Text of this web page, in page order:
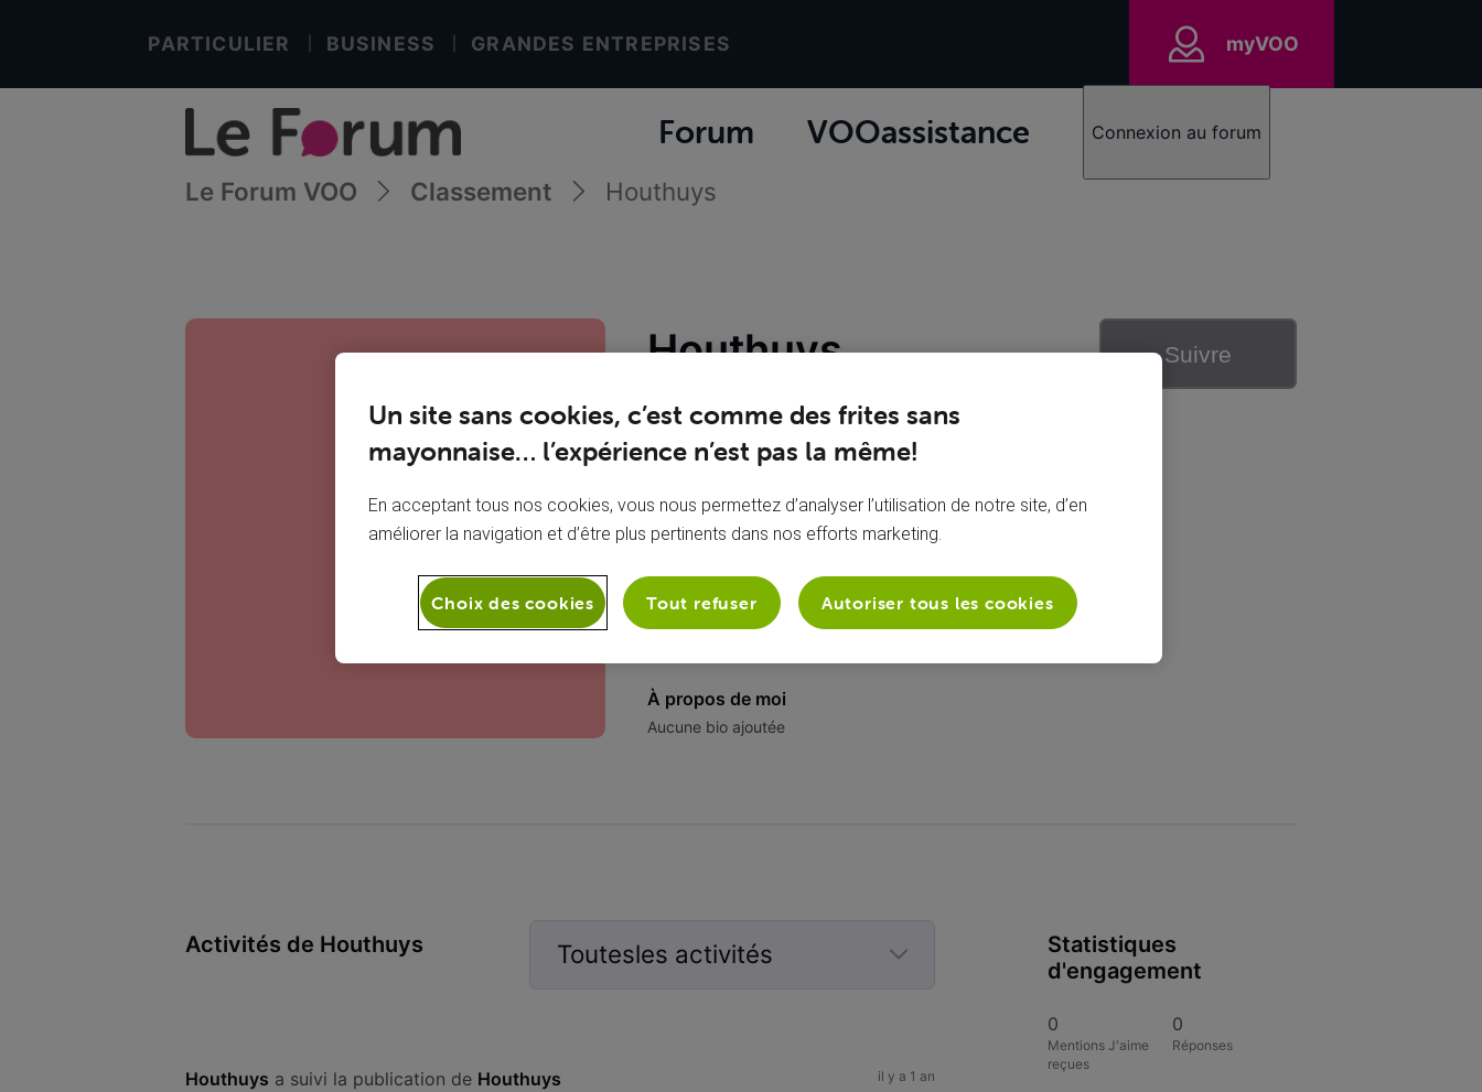
PARTICULIER BUSINESS GRANDES ENTREPRISES myVOO
Forum VOOassistance Connexion au forum
Le Forum VOO Classement Houthuys
H
Houthuys
Joinedsamedi 26 avril 2025
Suivre
À propos de moi
Aucune bio ajoutée
Activités de Houthuys
Toutesles activités
Houthuys a suivi la publication de Houthuys il y a 1 an
Statistiques
d'engagement
0
Mentions J'aime
reçues
0
Réponses
Un site sans cookies, c’est comme des frites sans
mayonnaise… l’expérience n’est pas la même!
En acceptant tous nos cookies, vous nous permettez d’analyser l’utilisation de notre site, d’en
améliorer la navigation et d’être plus pertinents dans nos efforts marketing.
Tout refuser Autoriser tous les cookies
Choix des cookies